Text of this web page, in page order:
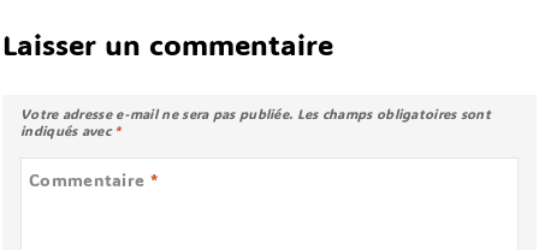
Laisser un commentaire
Votre adresse e-mail ne sera pas publiée. Les champs obligatoires sont
indiqués avec *
Commentaire *